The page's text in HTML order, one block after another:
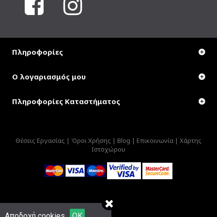
Πληροφορίες
Ο λογαριασμός μου
Πληροφορίες Καταστήματος
Θέσεις Εργασίας | Όροι Χρήσης | Blog | Επικοινωνία | Χάρτης
Ιστοχώρου